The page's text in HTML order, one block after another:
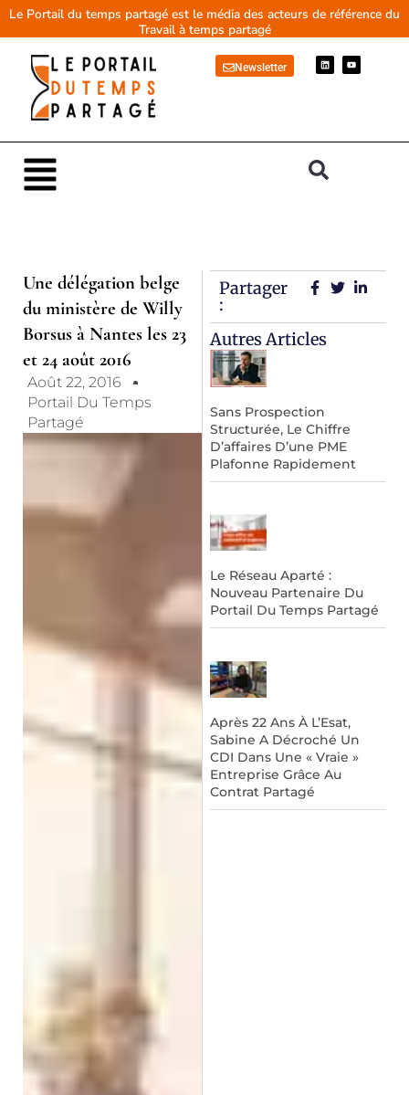
AllerLe Portail du temps partagé est le média des acteurs de référence du
Travail à temps partagé
Newsletter
L
i
n
Y
o
u
Main
Menu
Une délégation belge
du ministère de Willy
Borsus à Nantes les 23
et 24 août 2016
Août 22, 2016
Portail Du Temps
Partagé
Partager
:
Autres Articles
Sans Prospection
Structurée, Le Chiffre
D’affaires D’une PME
Plafonne Rapidement
Le Réseau Aparté :
Nouveau Partenaire Du
Portail Du Temps Partagé
Après 22 Ans À L’Esat,
Sabine A Décroché Un
CDI Dans Une « Vraie »
Entreprise Grâce Au
Contrat Partagé